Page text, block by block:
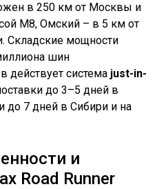
в 250 км от Москвы и
М8, Омский – в 5 км от
Складские мощности
шин
действует система just-in-
до 3–5 дней в
до 7 дней в Сибири и на
и
Road Runner